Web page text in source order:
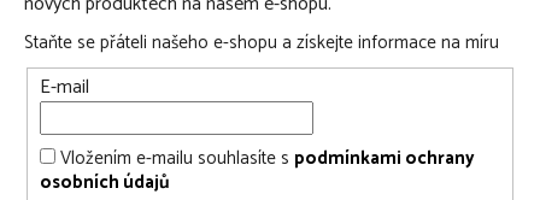
Staňte se přáteli našeho e-shopu a získejte informace na míru
E-mail
Vložením e-mailu souhlasíte s podmínkami ochrany
osobních údajů